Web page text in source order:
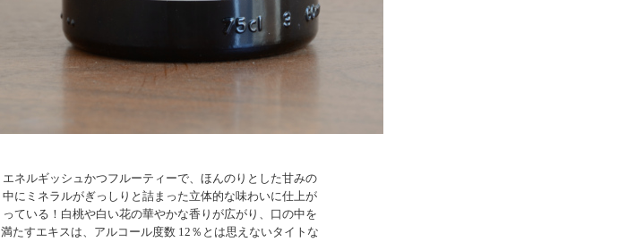
エネルギッシュかつフルーティーで、ほんのりとした甘みの
中にミネラルがぎっしりと詰まった立体的な味わいに仕上が
っている！白桃や白い花の華やかな香りが広がり、口の中を
満たすエキスは、アルコール度数 12％とは思えないタイトな